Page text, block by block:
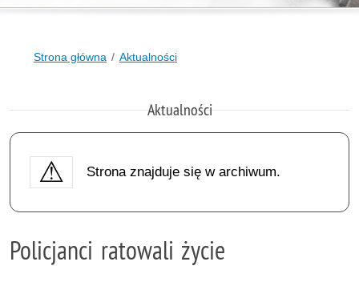
Strona główna Aktualności
Aktualności
Strona znajduje się w archiwum.
Policjanci ratowali życie